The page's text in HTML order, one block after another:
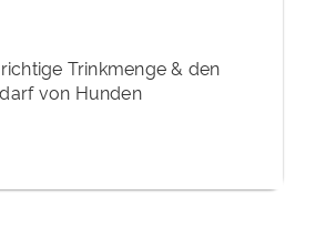
Trinkmenge & den
von Hunden